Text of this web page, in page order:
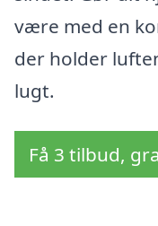
være med en
der holder
lugt.
Få 3 tilbud,